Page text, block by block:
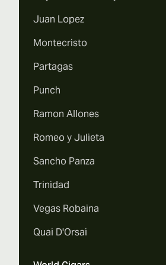
Juan Lopez
Montecristo
Partagas
Punch
Ramon Allones
Romeo y Julieta
Sancho Panza
Trinidad
Vegas Robaina
Quai D'Orsai